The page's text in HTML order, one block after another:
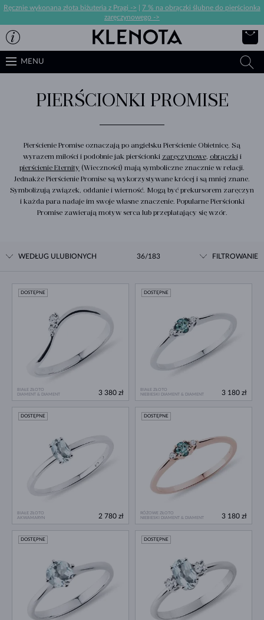
Ręcznie wykonana złota biżuteria z Pragi ->
7 % na obrączki ślubne do pierścionka
zaręczynowego ->
MENU
PIERŚCIONKI PROMISE
Pierścienie Promise oznaczają po angielsku Pierścienie Obietnicę. Są
wyrazem miłości i podobnie jak pierścionki zaręczynowe, obrączkii
pierścienie Eternity (Wieczności) mają symboliczne znacznie w relacji.
Jednakże Pierścienie Promise są wykorzystywane krócej i są mniej znane.
Symbolizują związek, oddanie i wierność. Mogą być prekursorem zaręczyn
i każda para nadaje im swoje własne znaczenie. Popularne Pierścionki
Promise zawierają motyw serca lub przeplatający się wzór.
WEDŁUG ULUBIONYCH 36/183 FILTROWANIE
BIAŁE ZŁOTO
DIAMENT & DIAMENT
DOSTĘPNE
3 380 zł
BIAŁE ZŁOTO
NIEBIESKI DIAMENT & DIAMENT
DOSTĘPNE
3 180 zł
BIAŁE ZŁOTO
AKWAMARYN
DOSTĘPNE
2 780 zł
RÓŻOWE ZŁOTO
NIEBIESKI DIAMENT & DIAMENT
DOSTĘPNE
3 180 zł
DOSTĘPNE DOSTĘPNE